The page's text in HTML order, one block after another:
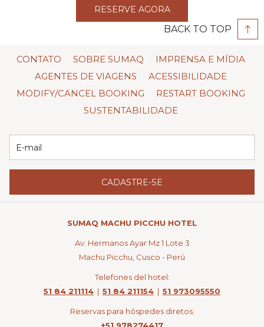
hidratantes que permitirão que se sinta revitalizado e
RESERVE AGORA
BACK TO TOP
CONTATO SOBRE SUMAQ
IMPRENSA E MÍDIA
AGENTES DE VIAGENS
ACESSIBILIDADE
MODIFY/CANCEL BOOKING
RESTART BOOKING
SUSTENTABILIDADE
CADASTRE-SE
SUMAQ MACHU PICCHU HOTEL
Av. Hermanos Ayar Mz 1 Lote 3
Machu Picchu, Cusco - Perú
Telefones del hotel:
51 84 211114 | 51 84 211154 | 51 973095550
Reservas para hóspedes diretos: